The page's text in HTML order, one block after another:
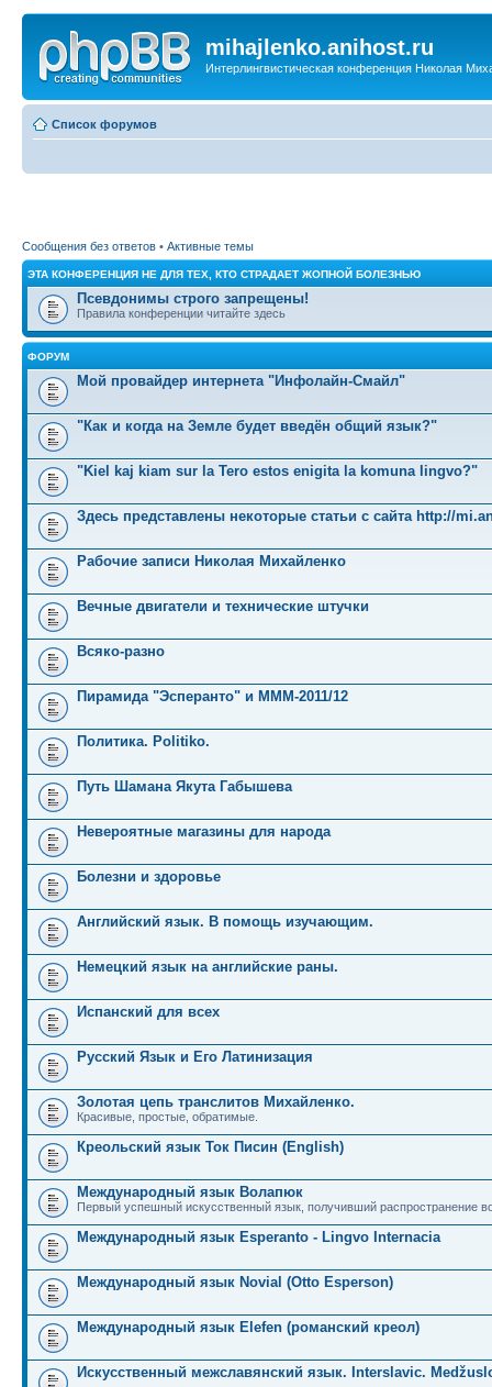
mihajlenko.anihost.ru
Интерлингвистическая конференция Николая
Список форумов
Сообщения без ответов • Активные темы
ЭТА КОНФЕРЕНЦИЯ НЕ ДЛЯ ТЕХ, КТО СТРАДАЕТ ЖОПНОЙ БОЛЕЗНЬЮ
Псевдонимы строго запрещены!
Правила конференции читайте здесь
ФОРУМ
Мой провайдер интернета "Инфолайн-Смайл"
"Как и когда на Земле будет введён общий язык?"
"Kiel kaj kiam sur la Tero estos enigita la komuna lingvo?"
Здесь представлены некоторые статьи с сайта http://
Рабочие записи Николая Михайленко
Вечные двигатели и технические штучки
Всяко-разно
Пирамида "Эсперанто" и MMM-2011/12
Политика. Politiko.
Путь Шамана Якута Габышева
Невероятные магазины для народа
Болезни и здоровье
Английский язык. В помощь изучающим.
Немецкий язык на английские раны.
Испанский для всех
Русский Язык и Его Латинизация
Золотая цепь транслитов Михайленко.
Красивые, простые, обратимые.
Креольский язык Ток Писин (English)
Международный язык Волапюк
Первый успешный искусственный язык, получивший распространение
Международный язык Esperanto - Lingvo Internacia
Международный язык Novial (Otto Esperson)
Международный язык Elefen (романский креол)
Искусственный межславянский язык. Interslavic.